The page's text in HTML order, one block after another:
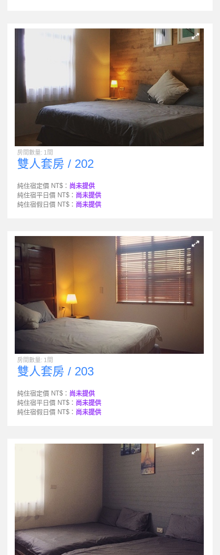
房間數量: 1間
雙人套房 / 202
純住宿定價 NT$： 尚未提供
純住宿平日價 NT$： 尚未提供
純住宿假日價 NT$： 尚未提供
房間數量: 1間
雙人套房 / 203
純住宿定價 NT$： 尚未提供
純住宿平日價 NT$： 尚未提供
純住宿假日價 NT$： 尚未提供